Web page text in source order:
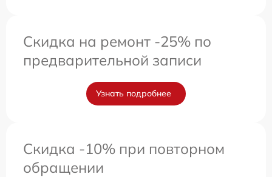
Скидка на ремонт -25% по
предварительной записи
Узнать подробнее
Скидка -10% при повторном
обращении